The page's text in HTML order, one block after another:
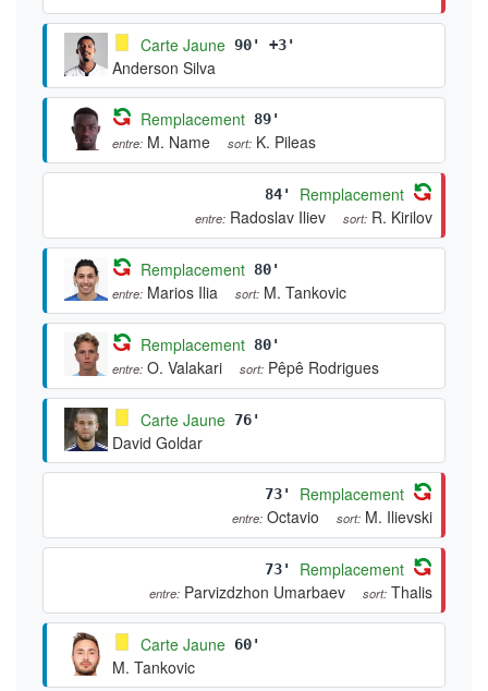
Carte Jaune 90' +3'
Anderson Silva
Remplacement 89'
entre: M. Name sort: K. Pileas
84' Remplacement
entre: Radoslav Iliev sort: R. Kirilov
Remplacement 80'
entre: Marios Ilia sort: M. Tankovic
Remplacement 80'
entre: O. Valakari sort: Pêpê Rodrigues
Carte Jaune 76'
David Goldar
73' Remplacement
entre: Octavio sort: M. Ilievski
73' Remplacement
entre: Parvizdzhon Umarbaev sort: Thalis
Carte Jaune 60'
M. Tankovic